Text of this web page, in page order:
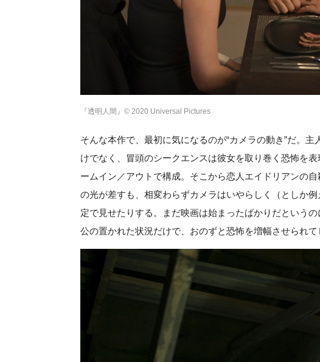
『透明人間』© 2020 Universal Pictures
そんな本作で、最初に気になるのが“カメラの動き”だ。
けでなく、冒頭のシークエンスは彼女を取り巻く恐怖を
ームイン／アウトで構成。そこから恋人エイドリアンの
の光が差すも、相変わらずカメラはいやらしく（としか
定で見せたりする。まだ映画は始まったばかりだという
公の置かれた状況だけで、おのずと恐怖を増幅させられて